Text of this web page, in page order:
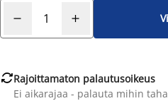
Rajoittamaton palautusoikeus
Ei aikarajaa - palauta mihin